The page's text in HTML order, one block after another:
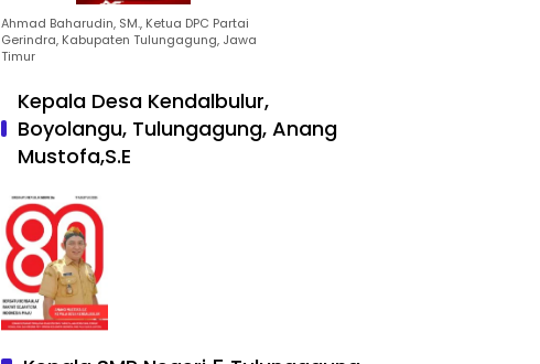
Ahmad Baharudin, SM., Ketua DPC Partai
Gerindra, Kabupaten Tulungagung, Jawa
Timur
Kepala Desa Kendalbulur,
Boyolangu, Tulungagung, Anang
Mustofa,S.E